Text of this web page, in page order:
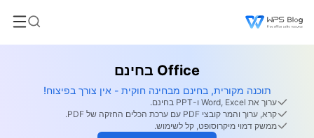
Office בחינם
תוכנה מקורית, בחינם מבחינה חוקית - אין צורך בפיצוח!
ערוך את Word, Excel ו-PPT בחינם.
קרא, ערוך והמר קובצי PDF עם ערכת הכלים החזקה של PDF.
ממשק דמוי מיקרוסופט, קל לשימוש.